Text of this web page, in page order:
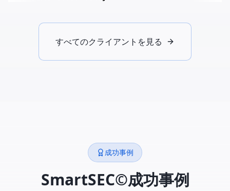
すべてのクライアントを見る
成功事例
SmartSEC©成功事例